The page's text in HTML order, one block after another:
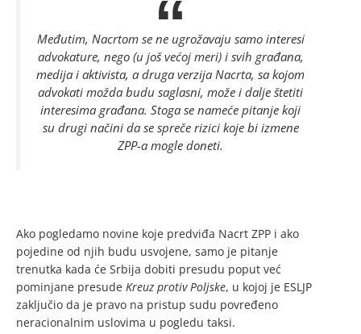
Međutim, Nacrtom se ne ugrožavaju samo interesi
advokature, nego (u još većoj meri) i svih građana,
medija i aktivista, a druga verzija Nacrta, sa kojom
advokati možda budu saglasni, može i dalje štetiti
interesima građana. Stoga se nameće pitanje koji
su drugi načini da se spreče rizici koje bi izmene
ZPP-a mogle doneti.
Ako pogledamo novine koje predviđa Nacrt ZPP i ako
pojedine od njih budu usvojene, samo je pitanje
trenutka kada će Srbija dobiti presudu poput već
pominjane presude Kreuz protiv Poljske, u kojoj je ESLJP
zaključio da je pravo na pristup sudu povređeno
neracionalnim uslovima u pogledu taksi.